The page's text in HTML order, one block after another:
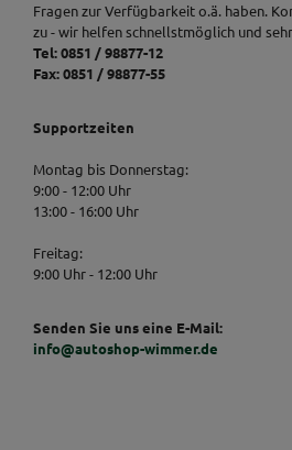
Fragen zur Verfügbarkeit o.ä. haben.
zu - wir helfen schnellstmöglich und
Tel: 0851 / 98877-12
Fax: 0851 / 98877-55
Supportzeiten
Montag bis Donnerstag:
9:00 - 12:00 Uhr
13:00 - 16:00 Uhr
Freitag:
9:00 Uhr - 12:00 Uhr
Senden Sie uns eine E-Mail:
info@autoshop-wimmer.de